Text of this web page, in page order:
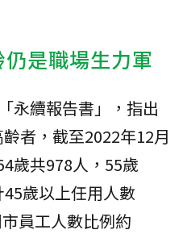
仍是職場生力軍
永續報告書」，指出
者，截至2022年12月
歲共978人，55歲
45歲以上任用人數
員工人數比例約